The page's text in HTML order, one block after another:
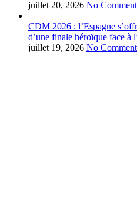
juillet 20, 2026 No
CDM 2026 : l’Espagne
d’une finale héroïque face à
juillet 19, 2026 No